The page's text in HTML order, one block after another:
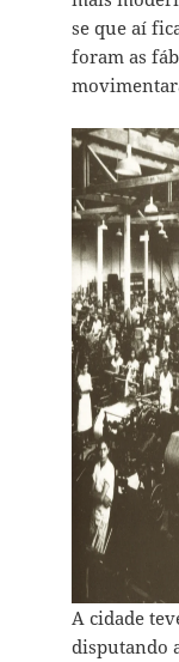
se que aí
foram as
A cidade
disputando